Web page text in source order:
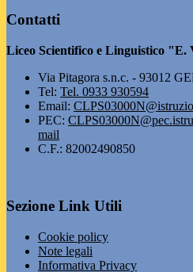
Contatti
Liceo Scientifico e Linguistico
Via Pitagora s.n.c. - 93012
Tel: Tel. 0933 930594
Email:
PEC:
mail
C.F.: 82002490850
Sezione Link Utili
Cookie policy
Note legali
Informativa Privacy